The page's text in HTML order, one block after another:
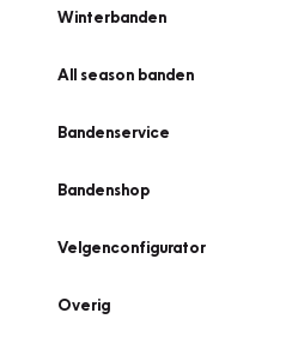
Winterbanden
All season banden
Bandenservice
Bandenshop
Velgenconfigurator
Overig